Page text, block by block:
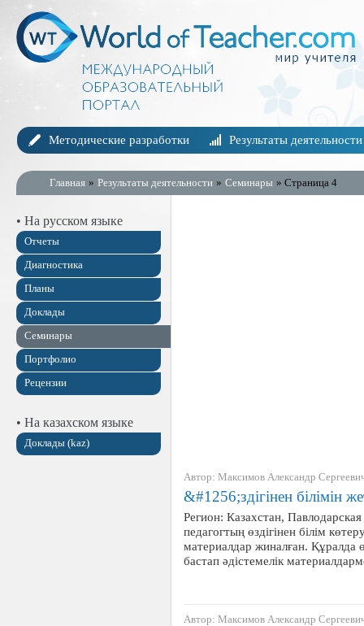
Методические разработки Результаты деятельности
Главная » Результаты деятельности » Семинары » Страница 4
• На русском языке
Отчеты
Диагностика
Планы
Доклады
Семинары
Портфолио
Рецензии
• На казахском языке
Доклады (kaz)
Автор: Максимов Александр
&#1256;здігінен білімін
Регион: Казахстан,
педагогтың өздігінен білім
материалдар жиналған. Құралда
бастап әдістемелік
Автор: Максимов Александр